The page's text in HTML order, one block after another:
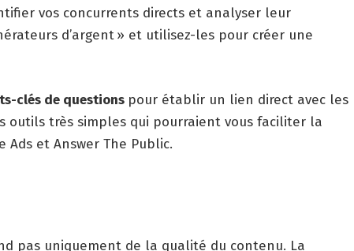
vos concurrents directs et analyser leur
d’argent » et utilisez-les pour créer une
clés de questions pour établir un lien direct avec les
outils très simples qui pourraient vous faciliter la
Ads et Answer The Public.
pas uniquement de la qualité du contenu. La